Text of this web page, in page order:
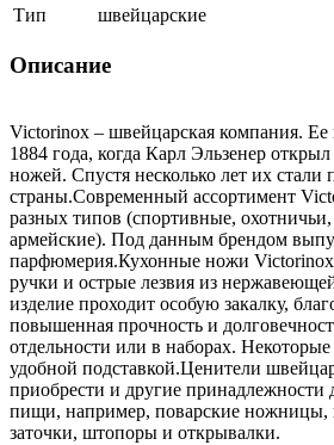
Тип
швейцарские
Описание
Victorinox – швейцарская компания. Ее
1884 года, когда Карл Эльзенер
ножей. Спустя несколько лет их стали
страны.Современный ассортимент
разных типов (спортивные,
армейские). Под данным брендом
парфюмерия.Кухонные ножи
ручки и острые лезвия из
изделие проходит особую закалку,
повышенная прочность и
отдельности или в наборах.
удобной подставкой.Ценители
приобрести и другие принадлежности
пищи, например, поварские ножницы,
заточки, штопоры и открывалки.